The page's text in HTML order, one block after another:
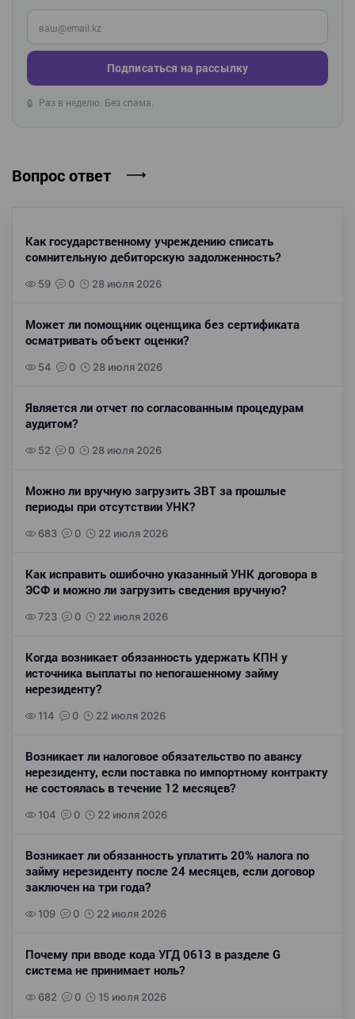
Введите ваш e-mail
Подписаться на рассылку
🔒 Раз в неделю. Без спама.
Вопрос ответ
Как государственному учреждению списать
сомнительную дебиторскую задолженность?
59 0 28 июля 2026
Может ли помощник оценщика без сертификата
осматривать объект оценки?
54 0 28 июля 2026
Является ли отчет по согласованным процедурам
аудитом?
52 0 28 июля 2026
Можно ли вручную загрузить ЗВТ за прошлые
периоды при отсутствии УНК?
683 0 22 июля 2026
Как исправить ошибочно указанный УНК договора в
ЭСФ и можно ли загрузить сведения вручную?
723 0 22 июля 2026
Когда возникает обязанность удержать КПН у
источника выплаты по непогашенному займу
нерезиденту?
114 0 22 июля 2026
Возникает ли налоговое обязательство по авансу
нерезиденту, если поставка по импортному контракту
не состоялась в течение 12 месяцев?
104 0 22 июля 2026
Возникает ли обязанность уплатить 20% налога по
займу нерезиденту после 24 месяцев, если договор
заключен на три года?
109 0 22 июля 2026
Почему при вводе кода УГД 0613 в разделе G
система не принимает ноль?
682 0 15 июля 2026